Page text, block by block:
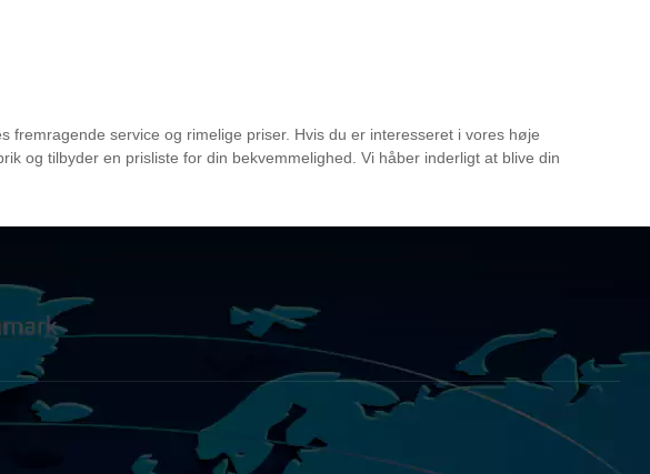
service og rimelige priser. Hvis du er interesseret i vores høje
og tilbyder en prisliste for din bekvemmelighed. Vi håber inderligt at blive din